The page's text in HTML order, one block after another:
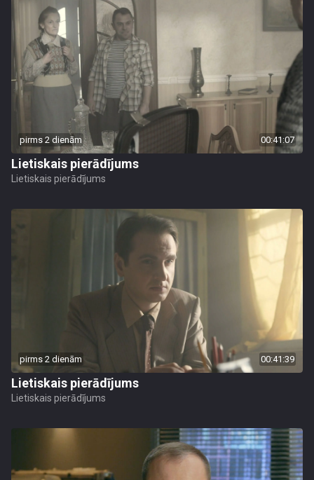
pirms 2 dienām 00:41:07
Lietiskais pierādījums
Lietiskais pierādījums
pirms 2 dienām 00:41:39
Lietiskais pierādījums
Lietiskais pierādījums